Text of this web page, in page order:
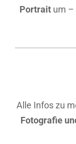
Portraitum –
Alle Infos zu
Fotografie